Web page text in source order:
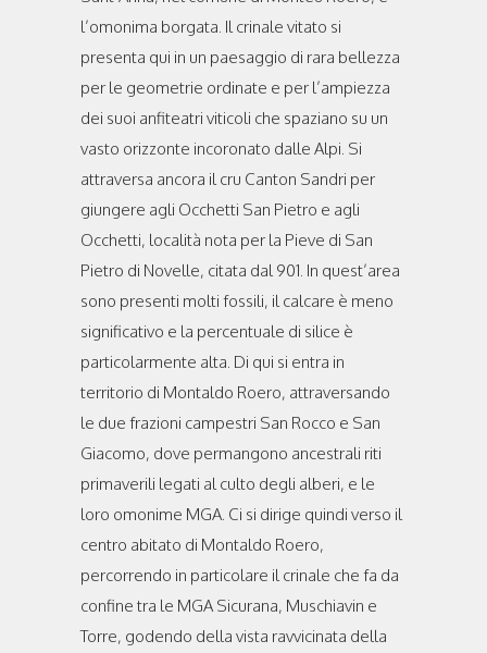
l’omonima borgata. Il crinale vitato si
presenta qui in un paesaggio di rara bellezza
per le geometrie ordinate e per l’ampiezza
dei suoi anfiteatri viticoli che spaziano su un
vasto orizzonte incoronato dalle Alpi. Si
attraversa ancora il cru Canton Sandri per
giungere agli Occhetti San Pietro e agli
Occhetti, località nota per la Pieve di San
Pietro di Novelle, citata dal 901. In quest’area
sono presenti molti fossili, il calcare è meno
significativo e la percentuale di silice è
particolarmente alta. Di qui si entra in
territorio di Montaldo Roero, attraversando
le due frazioni campestri San Rocco e San
Giacomo, dove permangono ancestrali riti
primaverili legati al culto degli alberi, e le
loro omonime MGA. Ci si dirige quindi verso il
centro abitato di Montaldo Roero,
percorrendo in particolare il crinale che fa da
confine tra le MGA Sicurana, Muschiavin e
Torre, godendo della vista ravvicinata della